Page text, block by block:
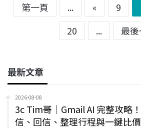
第一頁 ... « 9
20
... 最
最新文章
2026-08-08
3c Tim哥｜Gmail AI 完整攻略
信、回信、整理行程與一鍵比價